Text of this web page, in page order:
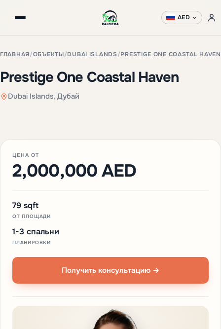
AED
ГЛАВНАЯ/ОБЪЕКТЫ/DUBAI ISLANDS /PRESTIGE ONE COASTAL HAVEN
Prestige One Coastal Haven
Dubai Islands, Дубай
ЦЕНА ОТ
2,000,000 AED
79 sqft
ОТ ПЛОЩАДИ
1-3 спальни
ПЛАНИРОВКИ
Получить консультацию →